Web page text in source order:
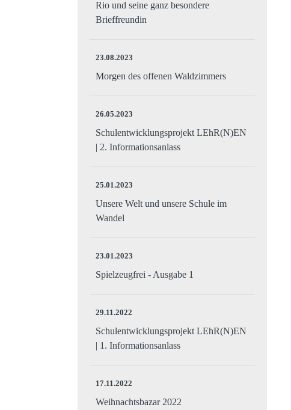
Rio und seine ganz besondere
Brieffreundin
23.08.2023
Morgen des offenen Waldzimmers
26.05.2023
Schulentwicklungsprojekt LEhR(N)EN
| 2. Informationsanlass
25.01.2023
Unsere Welt und unsere Schule im
Wandel
23.01.2023
Spielzeugfrei - Ausgabe 1
29.11.2022
Schulentwicklungsprojekt LEhR(N)EN
| 1. Informationsanlass
17.11.2022
Weihnachtsbazar 2022